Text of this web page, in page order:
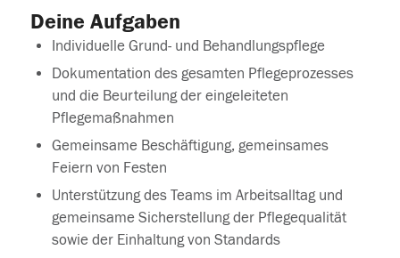
Deine Aufgaben
Individuelle Grund- und Behandlungspflege
Dokumentation des gesamten Pflegeprozesses
und die Beurteilung der eingeleiteten
Pflegemaßnahmen
Gemeinsame Beschäftigung, gemeinsames
Feiern von Festen
Unterstützung des Teams im Arbeitsalltag und
gemeinsame Sicherstellung der Pflegequalität
sowie der Einhaltung von Standards